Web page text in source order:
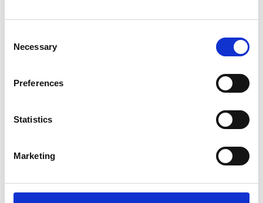
Selection
Necessary
Preferences
Statistics
Marketing
mercados de atención médica confían en nosotros.
Más de 20 años de experiencia, conocimientos
líderes en la industria.